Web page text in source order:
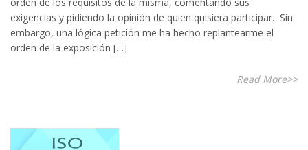
exigencias y pidiendo la opinión de quien quisiera participar. Sin
embargo, una lógica petición me ha hecho replantearme el
orden de la exposición […]
Read More>>